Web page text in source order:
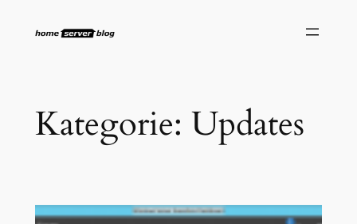
Inhalt
Kategorie: Updates